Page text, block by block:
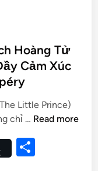
Hoàng Tử
Cảm Xúc
Little Prince)
chỉ … Read more